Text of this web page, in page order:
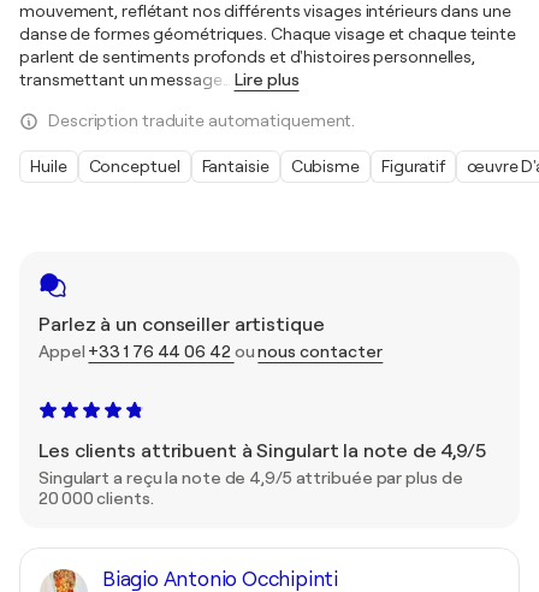
Parlez à un conseiller artistique
Appel +33 1 76 44 06 42 ounous contacter
Les clients attribuent à Singulart la note de 4,9/5
Singulart a reçu la note de 4,9/5 attribuée par plus de
20 000 clients.
Biagio Antonio Occhipinti
mouvement, reflétant nos différents visages intérieurs dans une
danse de formes géométriques. Chaque visage et chaque teinte
parlent de sentiments profonds et d'histoires personnelles,
transmettant un message
Lire plus
Description traduite automatiquement.
Huile Conceptuel Fantaisie Cubisme Figuratif œuvre